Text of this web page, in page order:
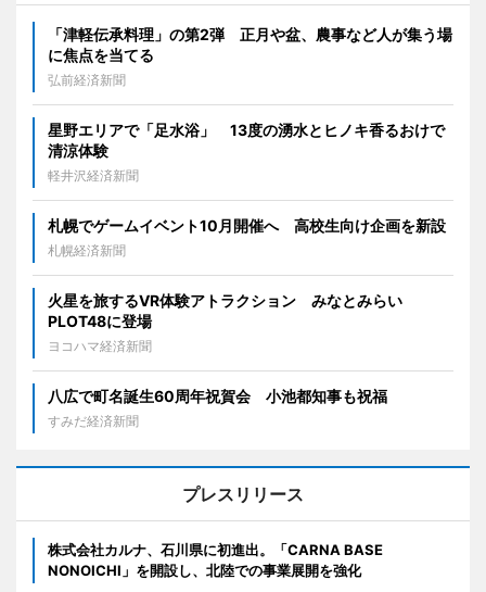
「津軽伝承料理」の第2弾 正月や盆、農事など人が集う場
に焦点を当てる
弘前経済新聞
星野エリアで「足水浴」 13度の湧水とヒノキ香るおけで
清涼体験
軽井沢経済新聞
札幌でゲームイベント10月開催へ 高校生向け企画を新設
札幌経済新聞
火星を旅するVR体験アトラクション みなとみらい
PLOT48に登場
ヨコハマ経済新聞
八広で町名誕生60周年祝賀会 小池都知事も祝福
すみだ経済新聞
プレスリリース
株式会社カルナ、石川県に初進出。「CARNA BASE
NONOICHI」を開設し、北陸での事業展開を強化